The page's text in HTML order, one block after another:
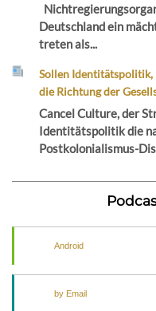
Deutschland ein
treten als...
Sollen
die Richtung der
Cancel Culture, der
Identitätspolitik die
Postkolonialismus-
Android
by Email